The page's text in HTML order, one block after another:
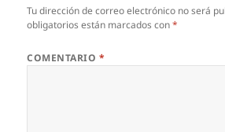
Tu dirección de correo electrónico no será
obligatorios están marcados con*
COMENTARIO *